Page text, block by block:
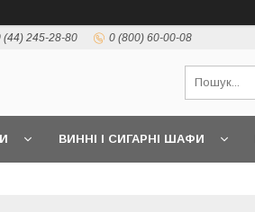
(44) 245-28-80 0 (800) 60-00-08
ВИННІ І СИГАРНІ ШАФИ